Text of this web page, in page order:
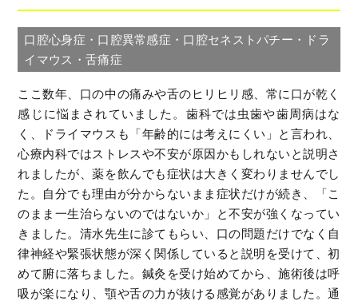
口腔心身症・口腔異常感症・口腔セネストパチー・ドラ
イマウス・舌痛症
ここ数年、口の中の痛みや舌のヒリヒリ感、常に口が乾く
感じに悩まされていました。歯科では虫歯や歯周病はな
く、ドライマウスも「年齢的には考えにくい」と言われ、
心療内科ではストレスや不安が原因かもしれないと説明さ
れましたが、薬を飲んでも症状は大きく変わりませんでし
た。自分でも理由が分からないまま症状だけが続き、「こ
のまま一生治らないのではないか」と不安が強くなってい
きました。清水先生に診てもらい、口の問題だけでなく自
律神経や緊張状態が深く関係していると説明を受けて、初
めて腑に落ちました。鍼灸を受け始めてから、施術後は呼
吸が楽になり、顎や舌の力が抜ける感覚がありました。通